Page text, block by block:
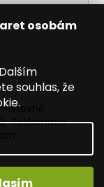
osobám
souhlas, že
Reklamace